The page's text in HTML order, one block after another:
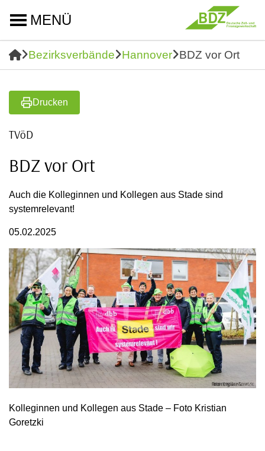
MENÜ
Bezirksverbände Hannover BDZ vor Ort
Drucken
TVöD
BDZ vor Ort
Auch die Kolleginnen und Kollegen aus Stade sind
systemrelevant!
05.02.2025
Kolleginnen und Kollegen aus Stade – Foto Kristian
Goretzki